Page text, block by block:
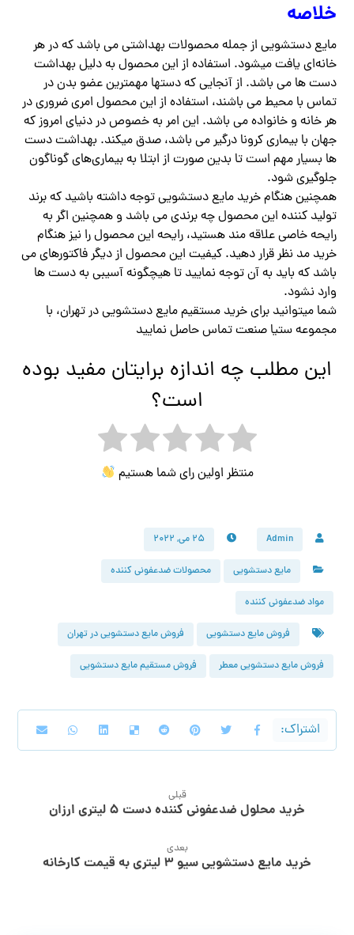
خلاصه
مایع دستشویی از جمله محصولات بهداشتی می باشد که در هر
خانه‌ای یافت میشود. استفاده از این محصول به دلیل بهداشت
دست ها می باشد. از آنجایی که دستها مهمترین عضو بدن در
تماس با محیط می باشند، استفاده از این محصول امری ضروری در
هر خانه و خانواده می باشد. این امر به خصوص در دنیای امروز که
جهان با بیماری کرونا درگیر می باشد، صدق میکند. بهداشت دست
ها بسیار مهم است تا بدین صورت از ابتلا به بیماری‌های گوناگون
جلوگیری شود.
همچنین هنگام خرید مایع دستشویی توجه داشته باشید که برند
تولید کننده این محصول چه برندی می باشد و همچنین اگر به
رایحه خاصی علاقه مند هستید، رایحه این محصول را نیز هنگام
خرید مد نظر قرار دهید. کیفیت این محصول از دیگر فاکتورهای می
باشد که باید به آن توجه نمایید تا هیچگونه آسیبی به دست ها
وارد نشود.
شما میتوانید برای خرید مستقیم مایع دستشویی در تهران، با
مجموعه ستیا صنعت تماس حاصل نمایید
این مطلب چه اندازه برایتان مفید بوده
است؟
منتظر اولین رای شما هستیم
Admin ۲۵ می, ۲۰۲۲
مایع دستشویی محصولات ضدعفونی کننده
مواد ضدعفونی کننده
فروش مایع دستشویی فروش مایع دستشویی در تهران
فروش مایع دستشویی معطر فروش مستقیم مایع دستشویی
قبلی
خرید محلول ضدعفونی کننده دست ۵ لیتری ارزان
بعدی
خرید مایع دستشویی سیو 3 لیتری به قیمت کارخانه